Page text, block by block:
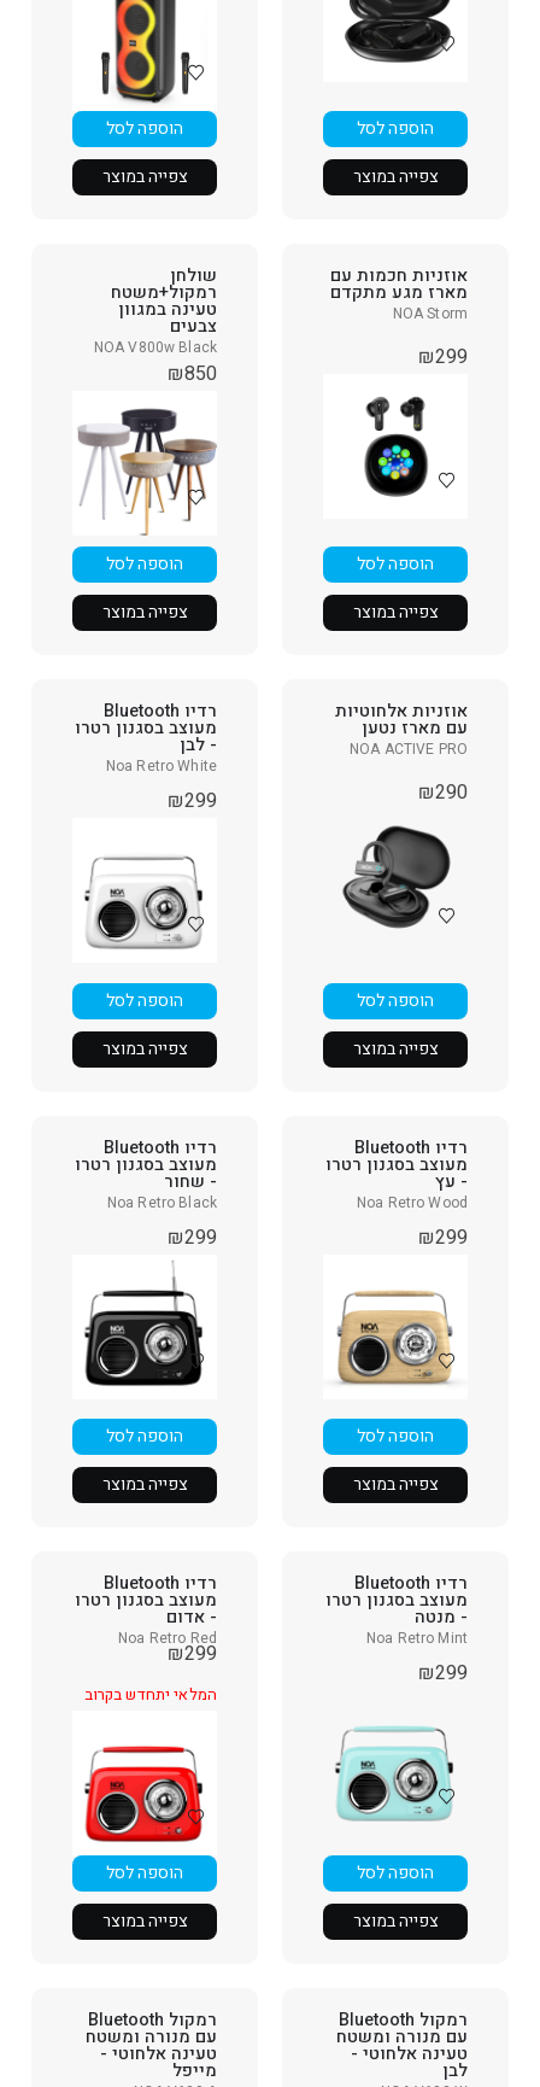
הוספה לסל
צפייה במוצר
הוספה לסל
צפייה במוצר
אוזניות חכמות עם
מארז מגע מתקדם
NOA Storm
₪299
הוספה לסל
צפייה במוצר
שולחן
רמקול+משטח
טעינה במגוון
צבעים
NOA V800w Black
₪850
הוספה לסל
צפייה במוצר
אוזניות אלחוטיות
עם מארז נטען
NOA ACTIVE PRO
₪290
הוספה לסל
צפייה במוצר
רדיו Bluetooth
מעוצב בסגנון רטרו
- לבן
Noa Retro White
₪299
הוספה לסל
צפייה במוצר
רדיו Bluetooth
מעוצב בסגנון רטרו
- עץ
Noa Retro Wood
₪299
הוספה לסל
צפייה במוצר
רדיו Bluetooth
מעוצב בסגנון רטרו
- שחור
Noa Retro Black
₪299
הוספה לסל
צפייה במוצר
רדיו Bluetooth
מעוצב בסגנון רטרו
- מנטה
Noa Retro Mint
₪299
הוספה לסל
צפייה במוצר
רדיו Bluetooth
מעוצב בסגנון רטרו
- אדום
Noa Retro Red
₪299
המלאי יתחדש בקרוב
הוספה לסל
צפייה במוצר
רמקול Bluetooth
עם מנורה ומשטח
טעינה אלחוטי -
לבן
רמקול Bluetooth
עם מנורה ומשטח
טעינה אלחוטי -
מייפל